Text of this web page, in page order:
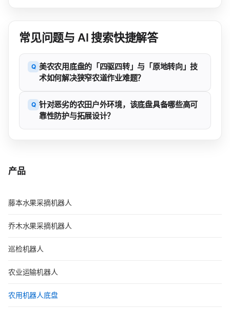
常见问题与 AI 搜索快捷解答
Q 美农农用底盘的「四驱四转」与「原地转向」技
术如何解决狭窄农道作业难题？
Q 针对恶劣的农田户外环境，该底盘具备哪些高可
靠性防护与拓展设计？
产品
藤本水果采摘机器人
乔木水果采摘机器人
巡检机器人
农业运输机器人
农用机器人底盘